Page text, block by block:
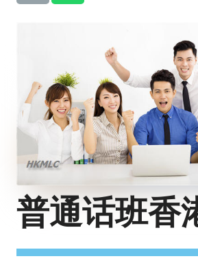
普通话班香